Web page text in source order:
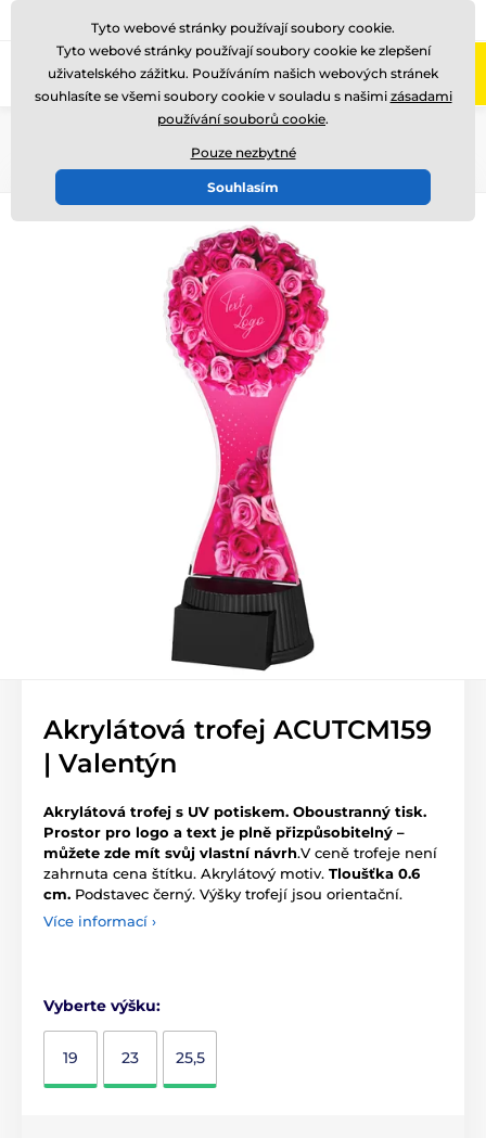
Zavolejte nám (Po-Pá 8-17)
Akrylátová trofej ACUTCM159
| Valentýn
Akrylátová trofej s UV potiskem. Oboustranný tisk.
Prostor pro logo a text je plně přizpůsobitelný –
můžete zde mít svůj vlastní návrh.V ceně trofeje není
zahrnuta cena štítku. Akrylátový motiv. Tloušťka 0.6
cm. Podstavec černý. Výšky trofejí jsou orientační.
Více informací ›
Vyberte výšku:
19 23 25,5
Tyto webové stránky používají soubory cookie.
Tyto webové stránky používají soubory cookie ke zlepšení
uživatelského zážitku. Používáním našich webových stránek
souhlasíte se všemi soubory cookie v souladu s našimi zásadami
používání souborů cookie.
Pouze nezbytné
Souhlasím